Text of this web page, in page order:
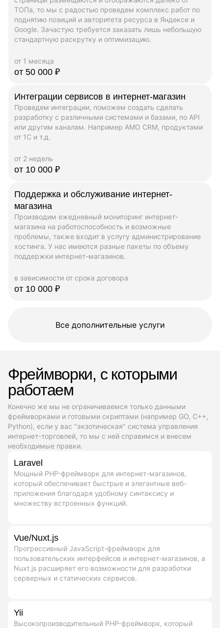
ТОПа, то мы с радостью проведем комплекс работ по
поднятию позиций и авторитета ресурса в Яндексе и
Google. Зачастую требуется заказать лишь небольшую
стандартную раскрутку и оптимизацию.
от 1 месяца
от 50 000 ₽
Интеграции сервисов в интернет-магазин
Проведем интеграции, поможем создать сделать
разработку с различными системами и базами, по API
или другим каналам. Например AMO CRM, продуктами
от 1C и т.д.
от 2 недель
от 10 000 ₽
Поддержка и обслуживание интернет-
магазина
Производим ежедневный мониторинг интернет-
магазина на работоспособность и возможные
проблемы, также входит в услугу администрирование
хостинга. У нас имеются разные пакеты по объему
поддержки интернет-магазинов.
в зависимости от срока договора
от 10 000 ₽
Все дополнительные услуги
Фреймворки, с которыми
работаем
Конечно же мы не ограничиваемся только данными
фреймворками и готовыми скриптами (например GO, C++,
Python), если у вас "экзотическая" система управления
интернет-торговлей, то мы с ней справимся и внесем
необходимые правки.
Laravel
Мощный PHP-фреймворк для интернет-магазинов,
который обеспечивает быстрые и элегантные веб-
приложения благодаря удобному синтаксису и
множеству встроенных функций.
Vue/Nuxt.js
Прогрессивный JavaScript-фреймворк для
пользовательских интерфейсов и интернет-магазинов, а
Nuxt.js расширяет его возможности для разработки
серверных и статических сервисов.
Yii
Высокопроизводительный PHP-фреймворк, который